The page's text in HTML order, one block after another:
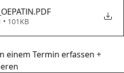
.PDF
• 101KB
einem Termin erfassen +